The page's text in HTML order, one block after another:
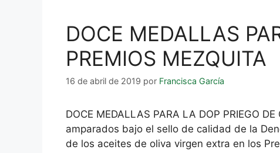
DOCE MEDALLAS
PREMIOS MEZQUITA
16 de abril de 2019 por Francisca García
DOCE MEDALLAS PARA LA DOP PRIEGO
amparados bajo el sello de calidad de la
de los aceites de oliva virgen extra en los